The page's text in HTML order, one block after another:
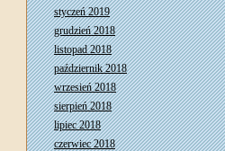
styczeń 2019
grudzień 2018
listopad 2018
październik 2018
wrzesień 2018
sierpień 2018
lipiec 2018
czerwiec 2018